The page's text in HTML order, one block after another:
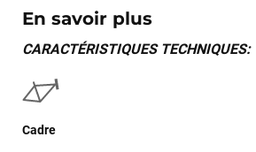
En savoir plus
CARACTÉRISTIQUES TECHNIQUES:
Cadre